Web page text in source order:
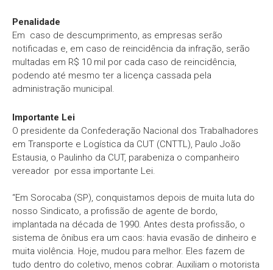
Penalidade
Em caso de descumprimento, as empresas serão
notificadas e, em caso de reincidência da infração, serão
multadas em R$ 10 mil por cada caso de reincidência,
podendo até mesmo ter a licença cassada pela
administração municipal.
Importante Lei
O presidente da Confederação Nacional dos Trabalhadores
em Transporte e Logística da CUT (CNTTL), Paulo João
Estausia, o Paulinho da CUT, parabeniza o companheiro
vereador por essa importante Lei.
“Em Sorocaba (SP), conquistamos depois de muita luta do
nosso Sindicato, a profissão de agente de bordo,
implantada na década de 1990. Antes desta profissão, o
sistema de ônibus era um caos: havia evasão de dinheiro e
muita violência. Hoje, mudou para melhor. Eles fazem de
tudo dentro do coletivo, menos cobrar. Auxiliam o motorista